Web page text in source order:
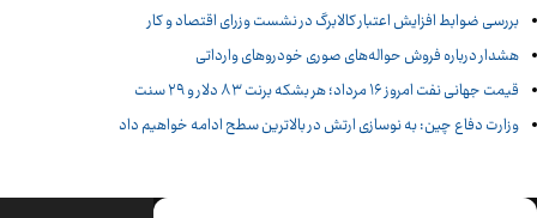
بررسی ضوابط افزایش اعتبار کالابرگ در نشست وزرای اقتصاد و کار
هشدار درباره فروش حواله‌های صوری خودروهای وارداتی
قیمت جهانی نفت امروز ۱۶ مرداد؛ هر بشکه برنت ۸۳ دلار و ۲۹ سنت
وزارت دفاع چین: به نوسازی ارتش در بالاترین سطح ادامه خواهیم داد